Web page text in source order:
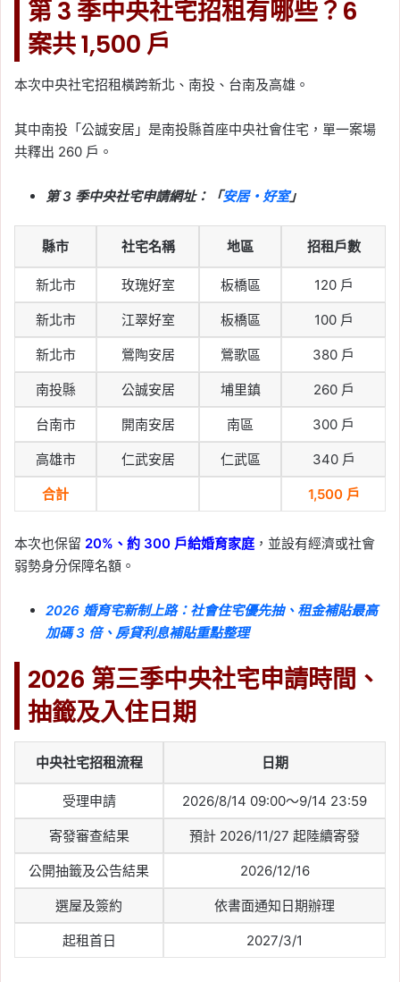
第 3 季中央社宅招租有哪些？6
案共 1,500 戶
本次中央社宅招租橫跨新北、南投、台南及高雄。
其中南投「公誠安居」是南投縣首座中央社會住宅，單一案場
共釋出 260 戶。
第 3 季中央社宅申請網址：「安居・好室」
縣市 社宅名稱 地區 招租戶數
新北市 玫瑰好室 板橋區 120 戶
新北市 江翠好室 板橋區 100 戶
新北市 鶯陶安居 鶯歌區 380 戶
南投縣 公誠安居 埔里鎮 260 戶
台南市 開南安居 南區 300 戶
高雄市 仁武安居 仁武區 340 戶
合計 1,500 戶
本次也保留 20%、約 300 戶給婚育家庭 ，並設有經濟或社會
弱勢身分保障名額。
2026 婚育宅新制上路：社會住宅優先抽、租金補貼最高
加碼 3 倍、房貸利息補貼重點整理
2026 第三季中央社宅申請時間、
抽籤及入住日期
中央社宅招租流程 日期
受理申請 2026/8/14 09:00～9/14 23:59
寄發審查結果 預計 2026/11/27 起陸續寄發
公開抽籤及公告結果 2026/12/16
選屋及簽約 依書面通知日期辦理
起租首日 2027/3/1